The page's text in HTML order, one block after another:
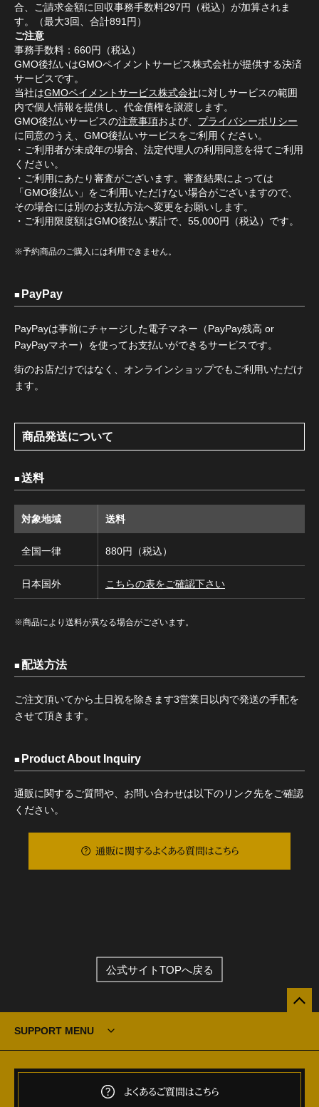
合、ご請求金額に回収事務手数料297円（税込）が加算されま
す。（最大3回、合計891円）
ご注意
事務手数料：660円（税込）
GMO後払いはGMOペイメントサービス株式会社が提供する決済
サービスです。
当社はGMOペイメントサービス株式会社に対しサービスの範囲
内で個人情報を提供し、代金債権を譲渡します。
GMO後払いサービスの注意事項および、 プライバシーポリシー
に同意のうえ、GMO後払いサービスをご利用ください。
・ご利用者が未成年の場合、法定代理人の利用同意を得てご利用
ください。
・ご利用にあたり審査がございます。審査結果によっては
「GMO後払い」をご利用いただけない場合がございますので、
その場合には別のお支払方法へ変更をお願いします。
・ご利用限度額はGMO後払い累計で、55,000円（税込）です。
※予約商品のご購入には利用できません。
PayPay
PayPayは事前にチャージした電子マネー（PayPay残高 or
PayPayマネー）を使ってお支払いができるサービスです。
街のお店だけではなく、オンラインショップでもご利用いただけ
ます。
商品発送について
送料
対象地域 送料
全国一律 880円（税込）
日本国外 こちらの表をご確認下さい
※商品により送料が異なる場合がございます。
配送方法
ご注文頂いてから土日祝を除きます3営業日以内で発送の手配を
させて頂きます。
Product About Inquiry
通販に関するご質問や、お問い合わせは以下のリンク先をご確認
ください。
通販に関するよくある質問はこちら
公式サイトTOPへ戻る
SUPPORT MENU
よくあるご質問はこちら